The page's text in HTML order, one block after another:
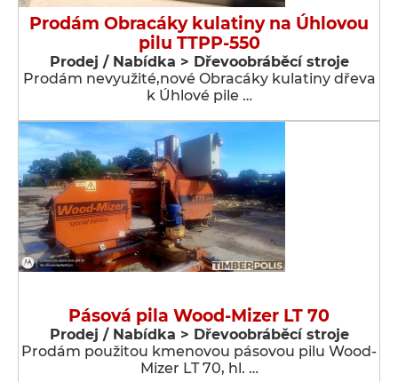
Prodám Obracáky kulatiny na Úhlovou
pilu TTPP-550
Prodej / Nabídka > Dřevoobráběcí stroje
Prodám nevyužité,nové Obracáky kulatiny dřeva
k Úhlové pile …
Pásová pila Wood-Mizer LT 70
Prodej / Nabídka > Dřevoobráběcí stroje
Prodám použitou kmenovou pásovou pilu Wood-
Mizer LT 70, hl. …